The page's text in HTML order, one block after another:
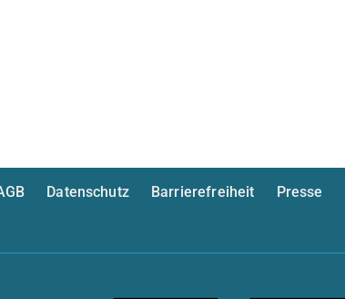
Datenschutz Barrierefreiheit Presse